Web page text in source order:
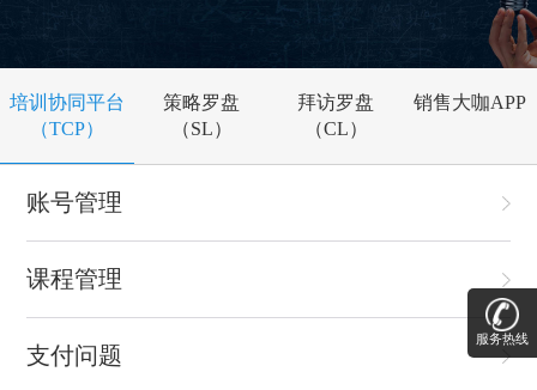
服务热线
培训协同平台
（TCP）
策略罗盘
（SL）
拜访罗盘
（CL）
销售大咖APP
账号管理
课程管理
支付问题